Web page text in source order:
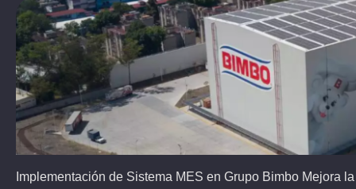
Implementación de Sistema MES en Grupo Bimbo Mejora